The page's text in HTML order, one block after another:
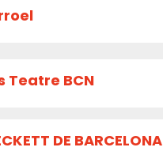
Teatre BCN
DE BARCELONA